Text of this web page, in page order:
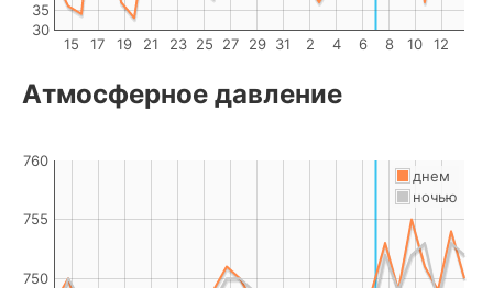
10 12
15 17 19 21 23 25 27 29 31 2 4 6 8
30
35
Атмосферное давление
750
755
760
днем
ночью